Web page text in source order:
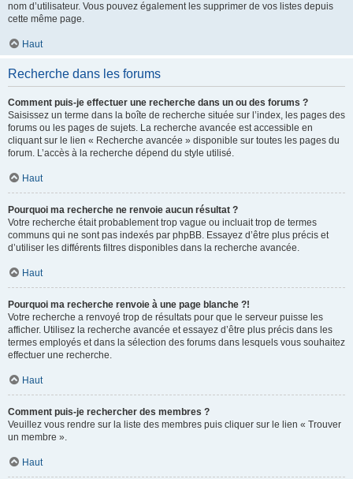
nom d’utilisateur. Vous pouvez également les supprimer de vos listes depuis
cette même page.
Haut
Recherche dans les forums
Comment puis-je effectuer une recherche dans un ou des forums ?
Saisissez un terme dans la boîte de recherche située sur l’index, les pages des
forums ou les pages de sujets. La recherche avancée est accessible en
cliquant sur le lien « Recherche avancée » disponible sur toutes les pages du
forum. L’accès à la recherche dépend du style utilisé.
Haut
Pourquoi ma recherche ne renvoie aucun résultat ?
Votre recherche était probablement trop vague ou incluait trop de termes
communs qui ne sont pas indexés par phpBB. Essayez d’être plus précis et
d’utiliser les différents filtres disponibles dans la recherche avancée.
Haut
Pourquoi ma recherche renvoie à une page blanche ?!
Votre recherche a renvoyé trop de résultats pour que le serveur puisse les
afficher. Utilisez la recherche avancée et essayez d’être plus précis dans les
termes employés et dans la sélection des forums dans lesquels vous souhaitez
effectuer une recherche.
Haut
Comment puis-je rechercher des membres ?
Veuillez vous rendre sur la liste des membres puis cliquer sur le lien « Trouver
un membre ».
Haut